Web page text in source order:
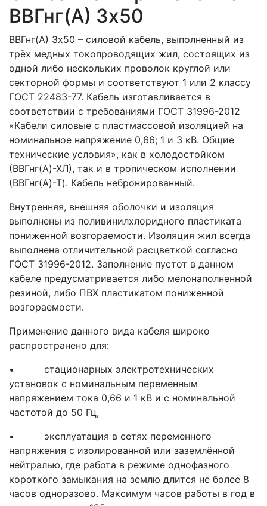
ВВГнг(A) 3x50
ВВГнг(A) 3x50 – силовой кабель, выполненный из
трёх медных токопроводящих жил, состоящих из
одной либо нескольких проволок круглой или
секторной формы и соответствуют 1 или 2 классу
ГОСТ 22483-77. Кабель изготавливается в
соответствии с требованиями ГОСТ 31996-2012
«Кабели силовые с пластмассовой изоляцией на
номинальное напряжение 0,66; 1 и 3 кВ. Общие
технические условия», как в холодостойком
(ВВГнг(А)-ХЛ), так и в тропическом исполнении
(ВВГнг(А)-Т). Кабель небронированный.
Внутренняя, внешняя оболочки и изоляция
выполнены из поливинилхлоридного пластиката
пониженной возгораемости. Изоляция жил всегда
выполнена отличительной расцветкой согласно
ГОСТ 31996-2012. Заполнение пустот в данном
кабеле предусматривается либо мелонаполненной
резиной, либо ПВХ пластикатом пониженной
возгораемости.
Применение данного вида кабеля широко
распространено для:
• стационарных электротехнических
установок с номинальным переменным
напряжением тока 0,66 и 1 кВ и с номинальной
частотой до 50 Гц,
• эксплуатация в сетях переменного
напряжения с изолированной или заземлённой
нейтралью, где работа в режиме однофазного
короткого замыкания на землю длится не более 8
часов одноразово. Максимум часов работы в год в